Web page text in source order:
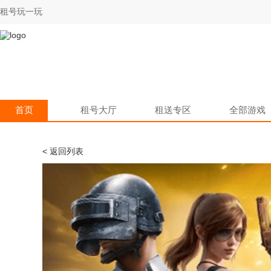
租号玩一玩
首页 租号大厅 租送专区 全部游戏
< 返回列表